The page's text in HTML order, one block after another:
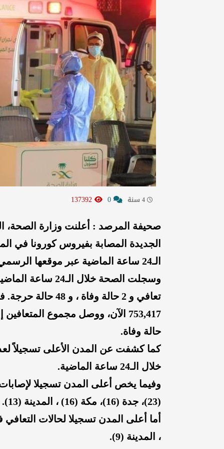
الجديدة المصابة بفيروس كورونا في
الـ24 ساعة الماضية عبر موقعها الرسمي.
تعافي و 2 حالة
حالة وفاة.
كما كشفت عن المدن الأعلى تسجيلاً
خلال الـ24 ساعة الماضية.
وفيما يخص أعلى المدن تسجيلا
(
23)، جدة (16)، مكة (16) ، المدينة (13
).
أما أعلى المدن تسجيلا لحالات
، المدينة (9
).